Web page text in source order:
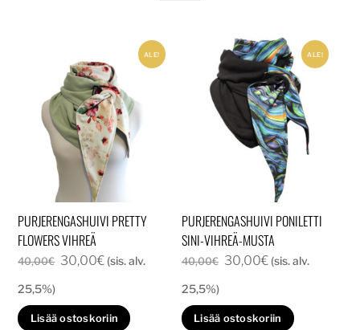
ALE!
PURJERENGASHUIVI PRETTY
FLOWERS VIHREÄ
40,00€ Alkuperäinen
oli:
40,00€.
30,00€Nykyinen
on:
30,00€.
(sis. alv.
25,5%)
Lisää ostoskoriin
ALE!
PURJERENGASHUIVI PONILETTI
SINI-VIHREÄ-MUSTA
40,00€ Alkuperäinen
oli:
40,00€.
30,00€Nykyinen
on:
30,00€.
(sis. alv.
25,5%)
Lisää ostoskoriin